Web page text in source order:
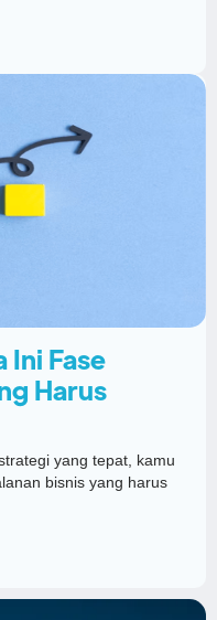
Ini Fase
Harus
yang tepat, kamu
bisnis yang harus